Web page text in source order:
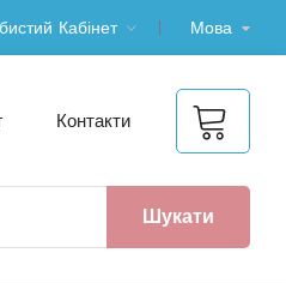
Кабінет Мова
Контакти
Шукати